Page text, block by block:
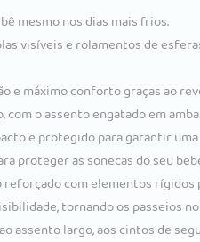
mesmo nos dias mais frios.
visíveis e rolamentos de
e máximo conforto graças ao
o assento engatado em
e protegido para garantir
proteger as sonecas do seu
com elementos rígidos
tornando os passeios
assento largo, aos cintos de